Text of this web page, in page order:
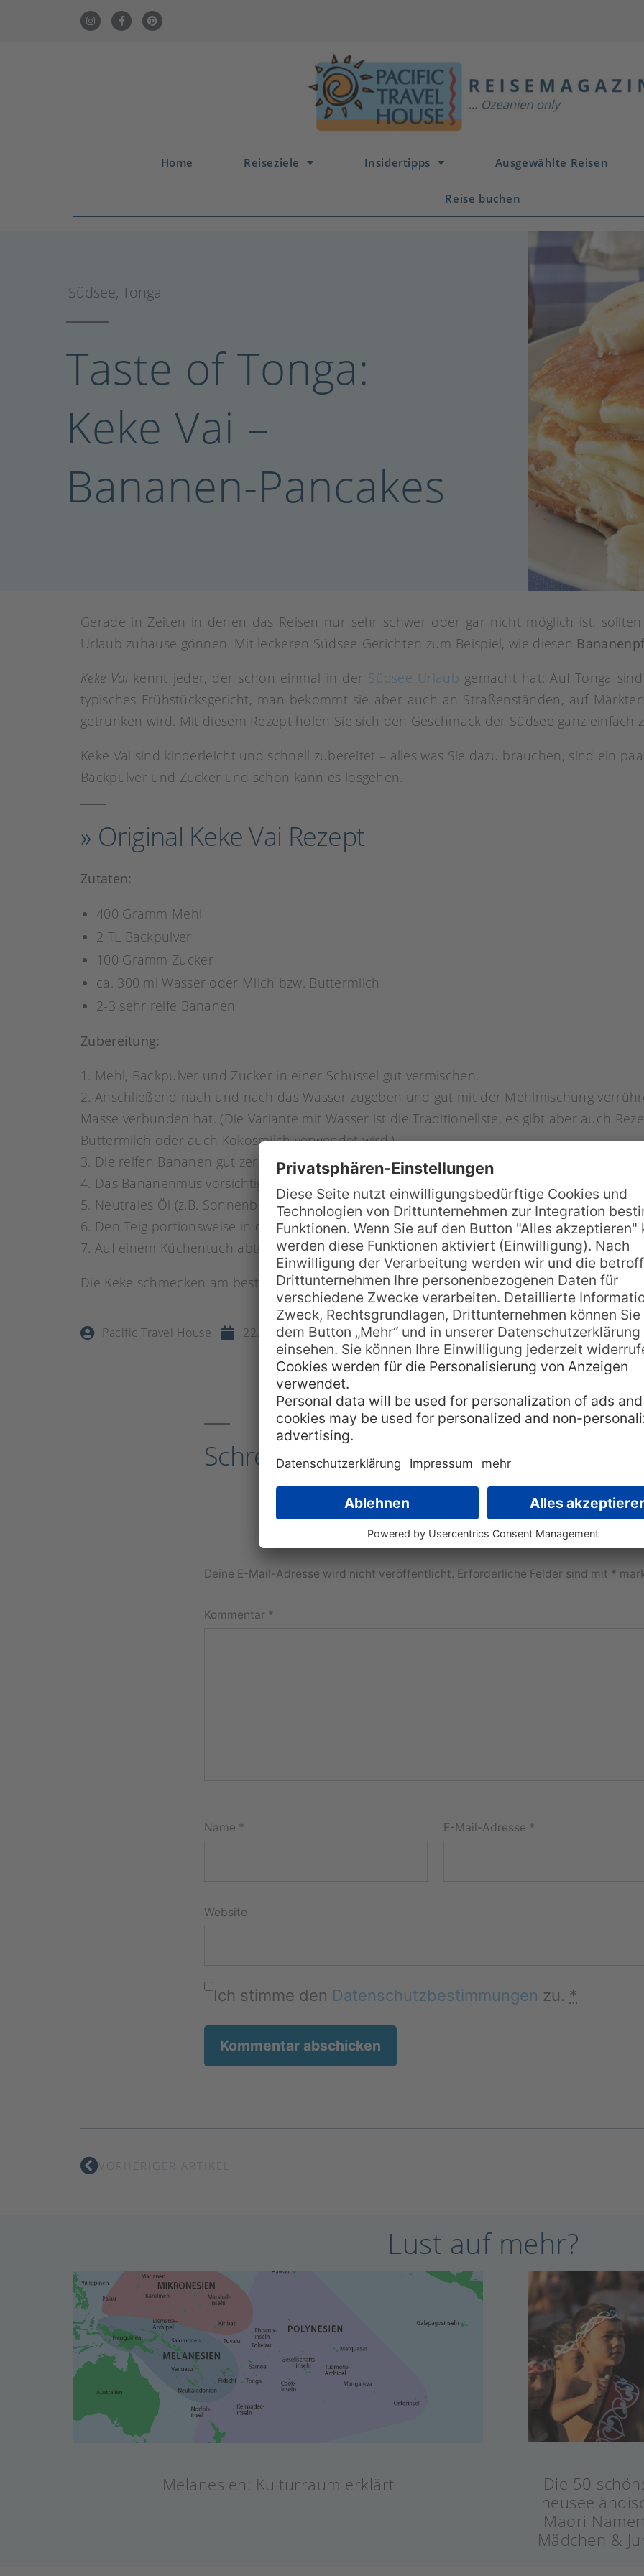
Home Reiseziele Insidertipps Ausgewählte Reisen
Reise buchen
Südsee,Tonga
Taste of Tonga:
Keke Vai –
Bananen-Pancakes
Gerade in Zeiten in denen das Reisen nur sehr schwer oder gar nicht möglich ist,
Urlaub zuhause gönnen. Mit leckeren Südsee-Gerichten zum Beispiel, wie diesen
Keke Vai kennt jeder, der schon einmal in der Südsee Urlaub gemacht hat: Auf Tonga
typisches Frühstücksgericht, man bekommt sie aber auch an Straßenständen, auf
getrunken wird. Mit diesem Rezept holen Sie sich den Geschmack der Südsee ganz einfach
Keke Vai sind kinderleicht und schnell zubereitet – alles was Sie dazu brauchen, sind ein
Backpulver und Zucker und schon kann es losgehen.
» Original Keke Vai Rezept
Zutaten:
400 Gramm Mehl
2 TL Backpulver
100 Gramm Zucker
ca. 300 ml Wasser oder Milch bzw. Buttermilch
2-3 sehr reife Bananen
Zubereitung:
1. Mehl, Backpulver und Zucker in einer Schüssel gut vermischen.
2. Anschließend nach und nach das Wasser zugeben und gut mit der Mehlmischung
Masse verbunden hat. (Die Variante mit Wasser ist die Traditionellste, es gibt aber auch
Buttermilch oder auch Kokosmilch verwendet wird.)
3. Die reifen Bananen gut zerdrücken oder im Mixer pürieren.
4. Das Bananenmus vorsichtig mit einem Löffel unter den Teig heben und alles gut
5. Neutrales Öl (z.B. Sonnenblumenöl oder Rapsöl) in einer Pfanne erhitzen.
6. Den Teig portionsweise in das heiße Öl geben und von beiden Seiten goldbraun backen.
7. Auf einem Küchentuch abtropfen lassen und ggf. mit Puderzucker bestreuen.
Die Keke schmecken am besten, wenn sie frisch und heiß serviert werden. Wir wünschen
Pacific Travel House 22. Mai 2021 Bananen,Keke Vai ,Pancakes,Rezept,tonga
Schreibe einen Kommentar
Deine E-Mail-Adresse wird nicht veröffentlicht. Erforderliche Felder sind mit *
Kommentar *
Name * E-Mail-Adresse *
Website
Ich stimme den Datenschutzbestimmungen zu. *
VORHERIGER ARTIKEL
Lust auf mehr?
Melanesien: Kulturraum erklärt
Die 50
Maori
Mädchen &